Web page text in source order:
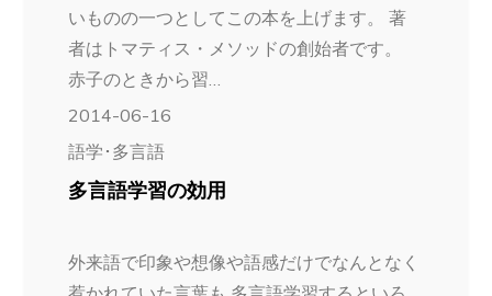
いものの一つとしてこの本を上げます。 著
者はトマティス・メソッドの創始者です。
赤子のときから習…
2014-06-16
語学･多言語
多言語学習の効用
外来語で印象や想像や語感だけでなんとなく